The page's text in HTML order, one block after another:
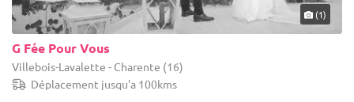
(1)
G Fée Pour Vous
Villebois-Lavalette - Charente (16)
Déplacement jusqu'a 100kms